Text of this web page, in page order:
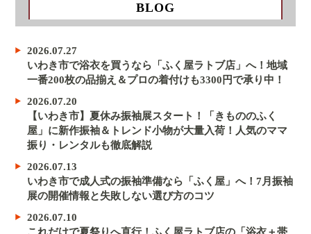
BLOG
2026.07.27
いわき市で浴衣を買うなら「ふく屋ラトブ店」へ！地域
一番200枚の品揃え＆プロの着付けも3300円で承り中！
2026.07.20
【いわき市】夏休み振袖展スタート！「きもののふく
屋」に新作振袖＆トレンド小物が大量入荷！人気のママ
振り・レンタルも徹底解説
2026.07.13
いわき市で成人式の振袖準備なら「ふく屋」へ！7月振袖
展の開催情報と失敗しない選び方のコツ
2026.07.10